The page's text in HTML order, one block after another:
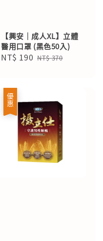
【興安｜成人XL】立體
醫用口罩 (黑色50入)
Sale
NT$ 190 Regular
NT$ 370
優惠